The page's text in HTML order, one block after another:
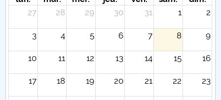
27
28 29 30 31 1 2
3 4 5 6 7 8 9
10 11 12 13 14 15 16
17 18 19 20 21 22 23